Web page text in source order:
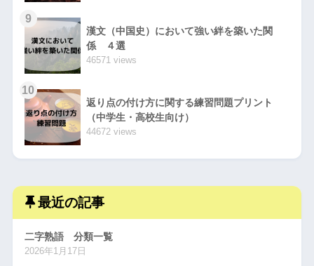
9
漢文（中国史）において強い絆を築いた関
係 ４選
46571 views
10
返り点の付け方に関する練習問題プリント
（中学生・高校生向け）
44672 views
最近の記事
二字熟語 分類一覧
2026年1月17日